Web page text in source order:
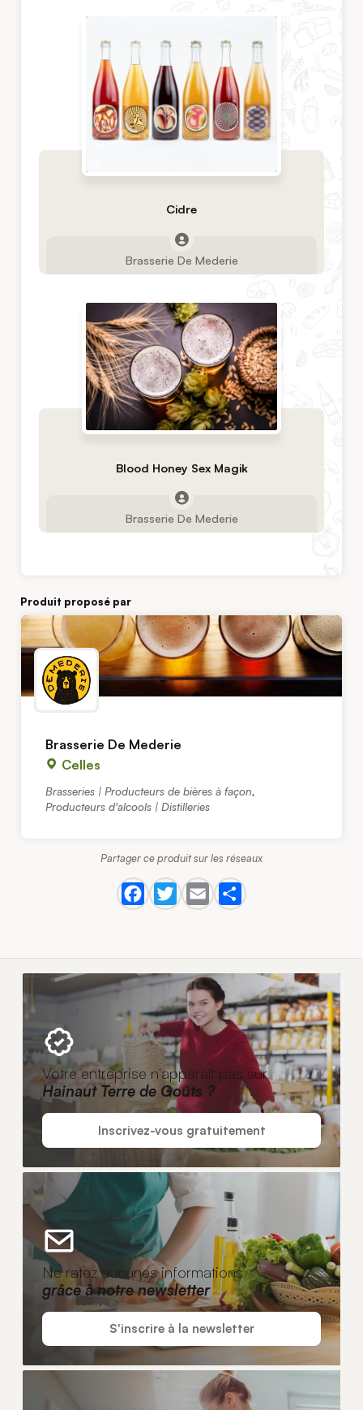
Cidre
Brasserie De Mederie
Blood Honey Sex Magik
Brasserie De Mederie
Produit proposé par
Brasserie De Mederie
Celles
Brasseries | Producteurs de bières à façon,
Producteurs d'alcools | Distilleries
Partager ce produit sur les réseaux
Votre entreprise n'apparaît pas sur
Hainaut Terre de Goûts ?
Inscrivez-vous gratuitement
Ne ratez aucunes informations
grâce à notre newsletter
S'inscrire à la newsletter